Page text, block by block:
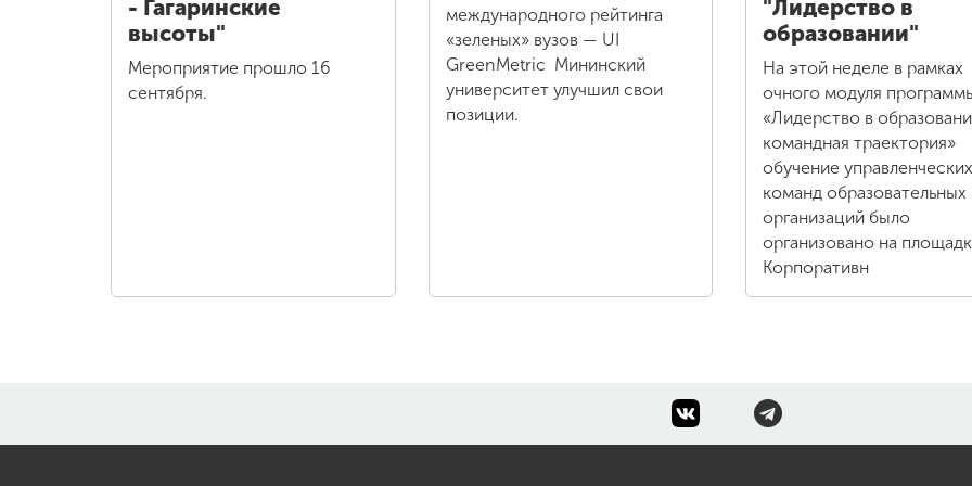
- Гагаринские
высоты"
Мероприятие прошло 16
сентября.
международного рейтинга
«зеленых» вузов — UI
GreenMetric Мининский
университет улучшил свои
позиции.
"Лидерство в
образовании"
На этой неделе в рамках
очного модуля
«Лидерство в
командная траектория»
обучение управленческих
команд образовательных
организаций было
организовано на
Корпоративн